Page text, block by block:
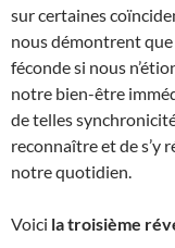
sur certaines
nous démontrent
féconde si nous
notre bien-être
de telles
reconnaître et de s’y
notre quotidien.
Voici la troisième